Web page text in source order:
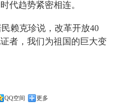
代趋势紧密相连。
赖克珍说，改革开放40
者，我们为祖国的巨大变
QQ空间 更多